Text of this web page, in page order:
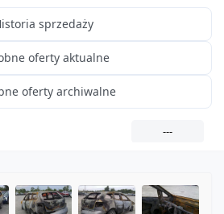
sprzedaży
oferty aktualne
oferty archiwalne
---